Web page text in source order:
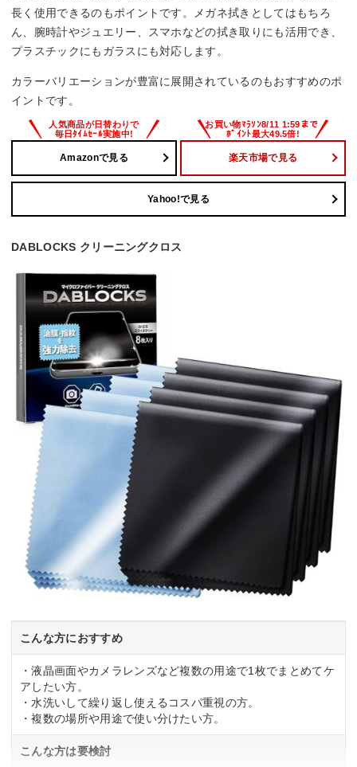
長く使用できるのもポイントです。メガネ拭きとしてはもちろ
ん、腕時計やジュエリー、スマホなどの拭き取りにも活用でき、
プラスチックにもガラスにも対応します。
カラーバリエーションが豊富に展開されているのもおすすめのポ
イントです。
Amazonで見る 楽天市場で見る
Yahoo!で見る
DABLOCKS クリーニングクロス
こんな方におすすめ
・液晶画面やカメラレンズなど複数の用途で1枚でまとめてケ
アしたい方。
・水洗いして繰り返し使えるコスパ重視の方。
・複数の場所や用途で使い分けたい方。
こんな方は要検討